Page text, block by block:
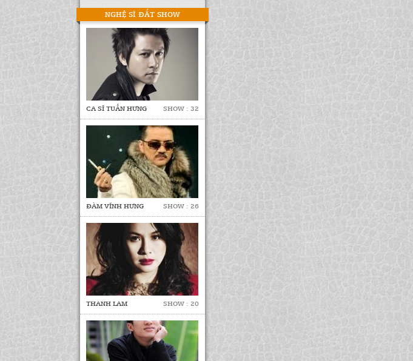
NGHỆ SĨ ĐẮT SHOW
CA SĨ TUẤN HƯNG SHOW : 32
ĐÀM VĨNH HƯNG SHOW : 26
THANH LAM SHOW : 20